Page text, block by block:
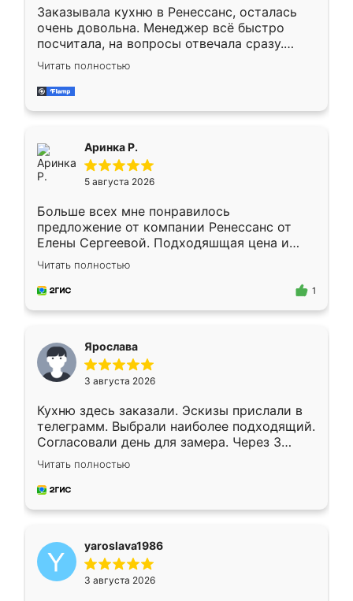
Заказывала кухню в Ренессанс, осталась
очень довольна. Менеджер всё быстро
посчитала, на вопросы отвечала сразу.
Замерщик приехал в субботу, подошёл к
делу со всей ответственностью. Собрали
за день, ребята работали аккуратно, даже
Читать полностью
Аринка Р.
5 августа 2026
Больше всех мне понравилось
предложение от компании Ренессанс от
Елены Сергеевой. Подходяшщая цена и
короткие сроки изготовления. Приехавший
для замера сотрудник Владислав
предложил по моему эскизу самый
Читать полностью
1
Ярослава
3 августа 2026
Кухню здесь заказали. Эскизы прислали в
телеграмм. Выбрали наиболее подходящий.
Согласовали день для замера. Через 3
недели кухня была уже готова. Остались
довольны работой. Спасибо Ренессанс
мебель за качественную работу!
Читать полностью
yaroslava1986
3 августа 2026